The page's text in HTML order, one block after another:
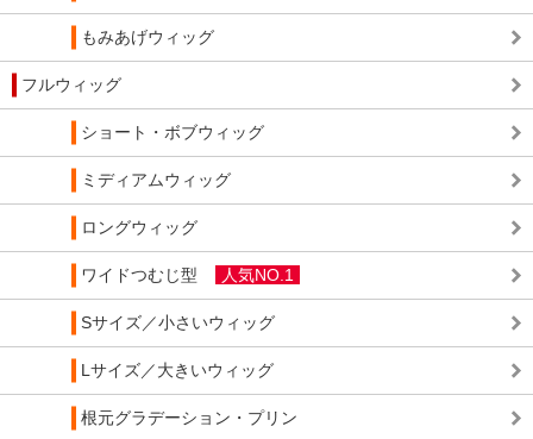
もみあげウィッグ
フルウィッグ
ショート・ボブウィッグ
ミディアムウィッグ
ロングウィッグ
ワイドつむじ型 人気NO.1
Sサイズ／小さいウィッグ
Lサイズ／大きいウィッグ
根元グラデーション・プリン